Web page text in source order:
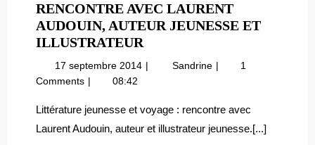
RENCONTRE AVEC LAURENT
AUDOUIN, AUTEUR JEUNESSE ET
ILLUSTRATEUR
AVEC
LAURENT
AUTEUR
JEUNESSE
17 septembre 2014 17
Sandrine Rencontre
Audouin,
Jeunesse
1
Comments
08:42
Littérature jeunesse et voyage : rencontre avec
Laurent Audouin, auteur et illustrateur jeunesse.[...]